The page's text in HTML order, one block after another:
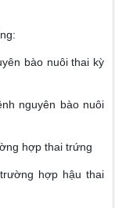
bào nuôi thai kỳ
nguyên bào nuôi
hợp thai trứng
hợp hậu thai